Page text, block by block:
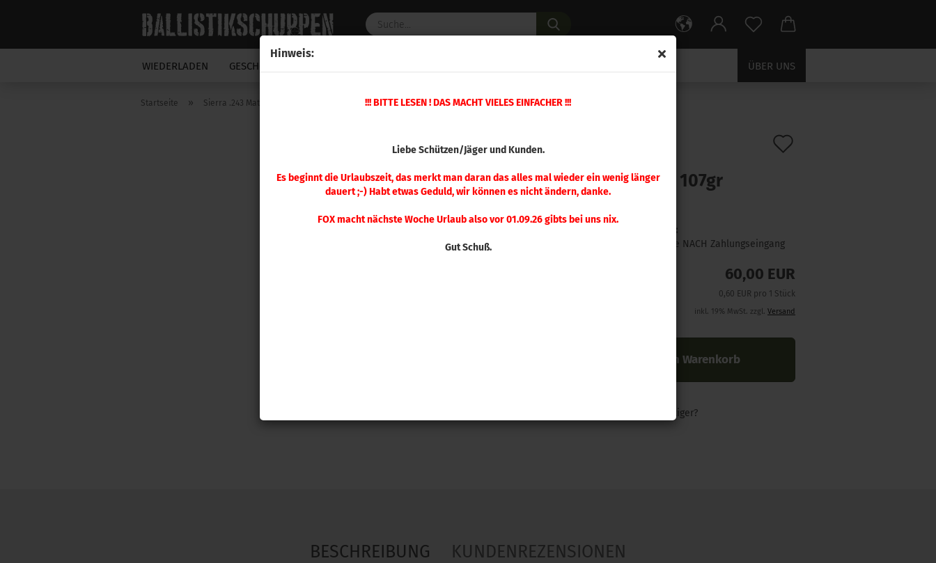
Hinweis:
!!! BITTE LESEN ! DAS MACHT VIELES EINFACHER !!!
Liebe Schützen/Jäger und Kunden.
Es beginnt die Urlaubszeit, das merkt man daran das alles mal wieder ein wenig länger
dauert ;-) Habt etwas Geduld, wir können es nicht ändern, danke.
FOX macht nächste Woche Urlaub also vor 01.09.26 gibts bei uns nix.
Gut Schuß.
WIEDERLADEN GESCHOSSE ÜBER UNS
Startseite » Sierra .243 MatchKing 107gr 100 Stück
MatchKing 107gr
100 Stück
Lieferzeit:
1 Woche NACH Zahlungseingang
60,00 EUR
0,60 EUR pro 1 Stück
inkl. 19% MwSt. zzgl. Versand
In den Warenkorb
Woanders günstiger?
BESCHREIBUNG KUNDENREZENSIONEN